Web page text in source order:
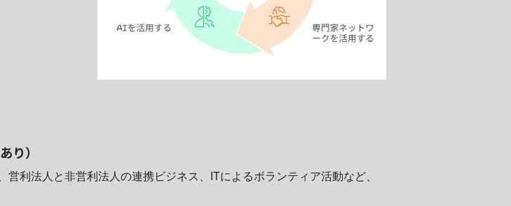
り）
利法人と非営利法人の連携ビジネス、ITによるボランティア活動など、